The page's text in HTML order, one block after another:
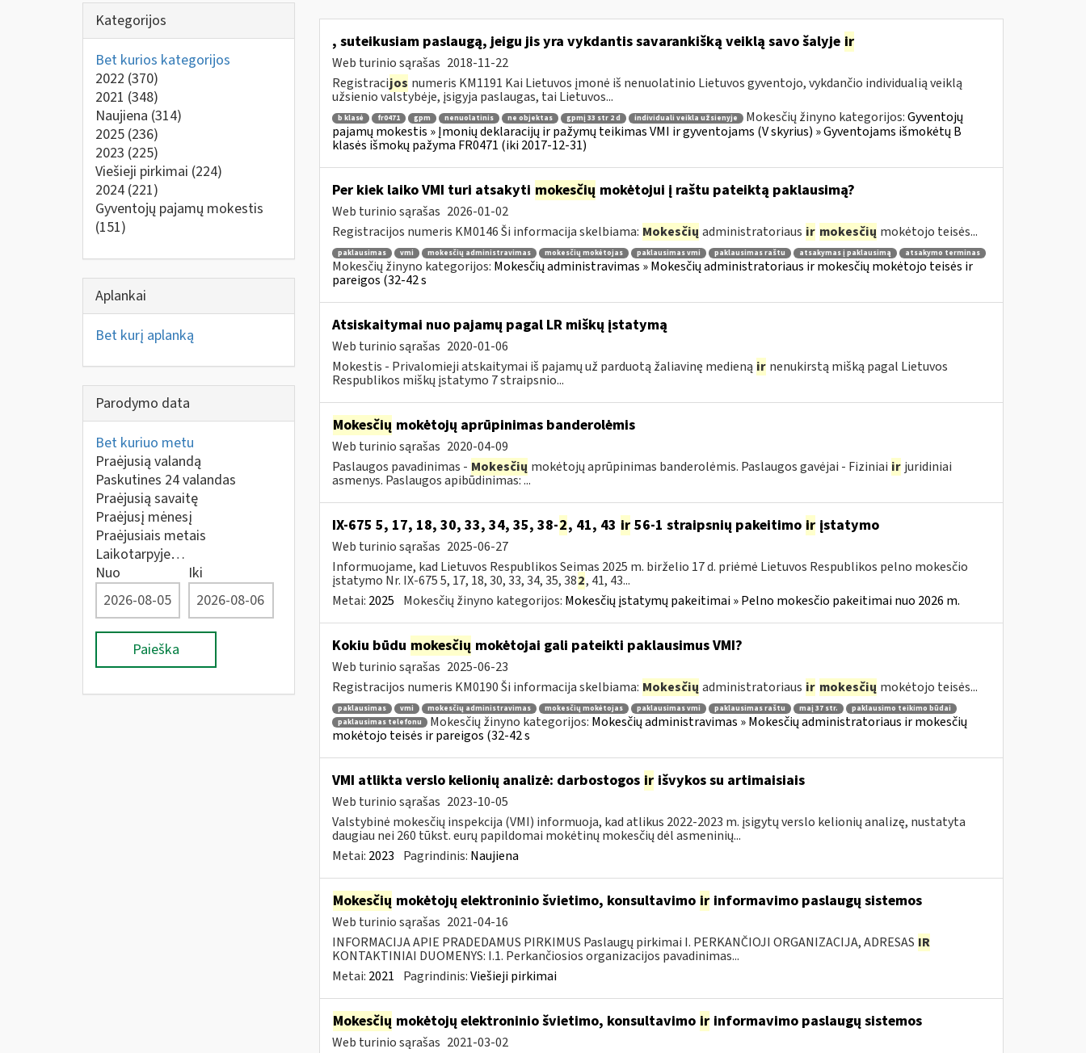
Kategorijos
Bet kurios kategorijos
2022 (370)
2021 (348)
Naujiena (314)
2025 (236)
2023 (225)
Viešieji pirkimai (224)
2024 (221)
Gyventojų pajamų mokestis
(151)
Aplankai
Bet kurį aplanką
Parodymo data
Bet kuriuo metu
Praėjusią valandą
Paskutines 24 valandas
Praėjusią savaitę
Praėjusį mėnesį
Praėjusiais metais
Laikotarpyje…
Nuo
Iki
Paieška
, suteikusiam paslaugą, jeigu jis yra vykdantis savarankišką veiklą savo šalyje ir
Web turinio sąrašas 2018-11-22
Registracijos numeris KM1191 Kai Lietuvos įmonė iš nenuolatinio Lietuvos gyventojo, vykdančio individualią veiklą
užsienio valstybėje, įsigyja paslaugas, tai Lietuvos...
b klasė fr0471 gpm nenuolatinis ne objektas gpmį 33 str 2 d individuali veikla užsienyje Mokesčių žinyno kategorijos:Gyventojų
pajamų mokestis » Įmonių deklaracijų ir pažymų teikimas VMI ir gyventojams (V skyrius) » Gyventojams išmokėtų B
klasės išmokų pažyma FR0471 (iki 2017-12-31)
Per kiek laiko VMI turi atsakyti mokesčių mokėtojui į raštu pateiktą paklausimą?
Web turinio sąrašas 2026-01-02
Registracijos numeris KM0146 Ši informacija skelbiama: Mokesčių administratoriaus ir mokesčių mokėtojo teisės...
paklausimas vmi mokesčių administravimas mokesčių mokėtojas paklausimas vmi paklausimas raštu atsakymas į paklausimą atsakymo terminas
Mokesčių žinyno kategorijos: Mokesčių administravimas » Mokesčių administratoriaus ir mokesčių mokėtojo teisės ir
pareigos (32-42 s
Atsiskaitymai nuo pajamų pagal LR miškų įstatymą
Web turinio sąrašas 2020-01-06
Mokestis - Privalomieji atskaitymai iš pajamų už parduotą žaliavinę medieną ir nenukirstą mišką pagal Lietuvos
Respublikos miškų įstatymo 7 straipsnio...
Mokesčių mokėtojų aprūpinimas banderolėmis
Web turinio sąrašas 2020-04-09
Paslaugos pavadinimas - Mokesčių mokėtojų aprūpinimas banderolėmis. Paslaugos gavėjai - Fiziniai ir juridiniai
asmenys. Paslaugos apibūdinimas: ...
IX-675 5, 17, 18, 30, 33, 34, 35, 38-2, 41, 43 ir56-1 straipsnių pakeitimo irįstatymo
Web turinio sąrašas 2025-06-27
Informuojame, kad Lietuvos Respublikos Seimas 2025 m. birželio 17 d. priėmė Lietuvos Respublikos pelno mokesčio
įstatymo Nr. IX-675 5, 17, 18, 30, 33, 34, 35, 382, 41, 43...
Metai: 2025 Mokesčių žinyno kategorijos: Mokesčių įstatymų pakeitimai » Pelno mokesčio pakeitimai nuo 2026 m.
Kokiu būdu mokesčių mokėtojai gali pateikti paklausimus VMI?
Web turinio sąrašas 2025-06-23
Registracijos numeris KM0190 Ši informacija skelbiama: Mokesčių administratoriaus ir mokesčių mokėtojo teisės...
paklausimas vmi mokesčių administravimas mokesčių mokėtojas paklausimas vmi paklausimas raštu maį 37 str.
paklausimo teikimo būdai
paklausimas telefonu
Mokesčių žinyno kategorijos: Mokesčių administravimas » Mokesčių administratoriaus ir mokesčių
mokėtojo teisės ir pareigos (32-42 s
VMI atlikta verslo kelionių analizė: darbostogos irišvykos su artimaisiais
Web turinio sąrašas 2023-10-05
Valstybinė mokesčių inspekcija (VMI) informuoja, kad atlikus 2022-2023 m. įsigytų verslo kelionių analizę, nustatyta
daugiau nei 260 tūkst. eurų papildomai mokėtinų mokesčių dėl asmeninių...
Metai: 2023 Pagrindinis: Naujiena
Mokesčių mokėtojų elektroninio švietimo, konsultavimo irinformavimo paslaugų sistemos
Web turinio sąrašas 2021-04-16
INFORMACIJA APIE PRADEDAMUS PIRKIMUS Paslaugų pirkimai I. PERKANČIOJI ORGANIZACIJA, ADRESAS IR
KONTAKTINIAI DUOMENYS: I.1. Perkančiosios organizacijos pavadinimas...
Metai: 2021 Pagrindinis:Viešieji pirkimai
Mokesčių mokėtojų elektroninio švietimo, konsultavimo irinformavimo paslaugų sistemos
Web turinio sąrašas 2021-03-02